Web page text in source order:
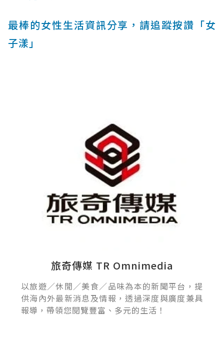
最棒的女性生活資訊分享，請追蹤按讚「女
子漾」
旅奇傳媒 TR Omnimedia
以旅遊／休閒／美食／品味為本的新聞平台，提
供海內外最新消息及情報，透過深度與廣度兼具
報導，帶領您閱覽豐富、多元的生活！